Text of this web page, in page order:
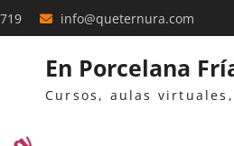
info@queternura.com
En Porcelana
Cursos, aulas